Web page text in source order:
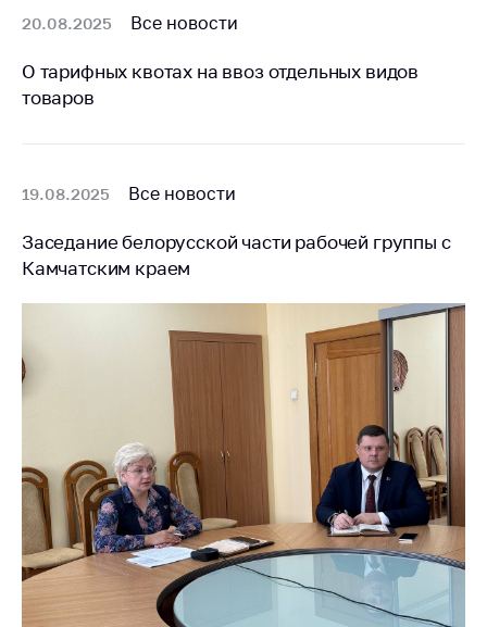
(отсутствия)
нарушения
антимонопольного
законодательства
Общественное
обсуждение
проектов
Маркировка
Упрощение условий
ведения бизнеса
Рекомендации по
предотвращению
распространения
COVID-19 для
субъектов торговли,
общественного
питания, бытового
обслуживания
Обучение по
вопросам
20.08.2025 Все новости
О тарифных квотах на ввоз отдельных видов
товаров
19.08.2025 Все новости
Заседание белорусской части рабочей группы с
Камчатским краем